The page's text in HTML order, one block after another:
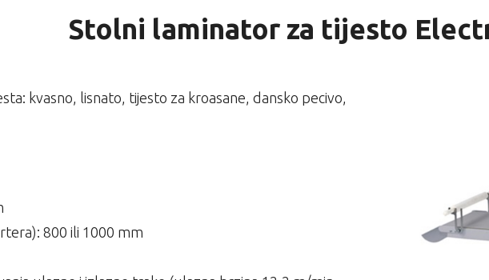
Stolni laminator za tijesto
kvasno, lisnato, tijesto za kroasane, dansko pecivo,
800 ili 1000 mm